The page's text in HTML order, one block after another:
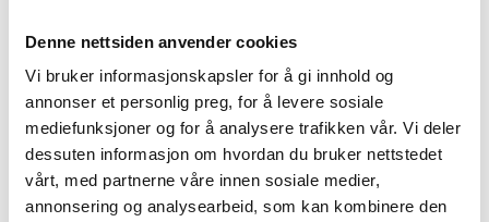
Denne nettsiden anvender cookies
Vi bruker informasjonskapsler for å gi innhold og
annonser et personlig preg, for å levere sosiale
mediefunksjoner og for å analysere trafikken vår. Vi deler
dessuten informasjon om hvordan du bruker nettstedet
vårt, med partnerne våre innen sosiale medier,
annonsering og analysearbeid, som kan kombinere den
STØRRELSER
HVOR KAN MAN KJØPE